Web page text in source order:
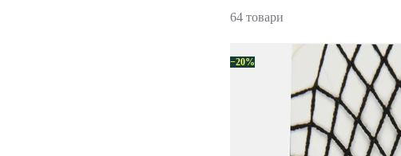
64 товари
−20%